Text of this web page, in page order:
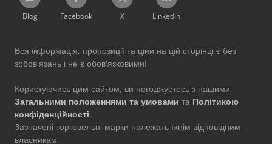
Blog Facebook X LinkedIn
Вся інформація, пропозиції та ціни на цій сторінці є без
зобов'язань і не є обов'язковими!
Користуючись цим сайтом, ви погоджуєтесь з нашими
Загальними положеннями та умовами та Політикою
конфіденційності.
Зазначені торговельні марки належать їхнім відповідним
власникам.